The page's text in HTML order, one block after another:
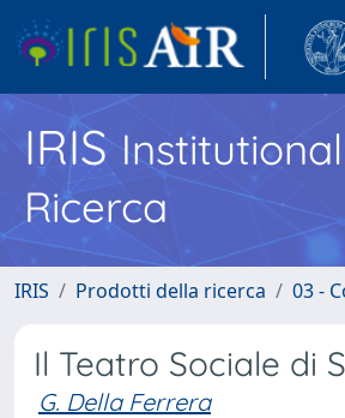
IRIS
Ricerca
IRIS Prodotti della ricerca 03 -
Il Teatro Sociale di
G. Della Ferrera